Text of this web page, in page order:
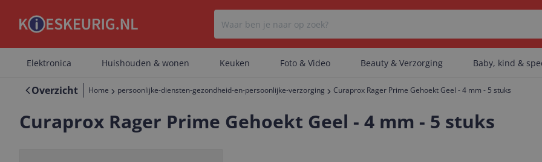
Er zijn geen categorieën gevonden.
Elektronica Huishouden & wonen Keuken Foto & Video Beauty & Verzorging Baby, kind &
Overzicht Home persoonlijke-diensten-gezondheid-en-persoonlijke-verzorging Curaprox Rager Prime Gehoekt Geel - 4 mm - 5 stuks
Curaprox Rager Prime Gehoekt Geel - 4 mm - 5 stuks